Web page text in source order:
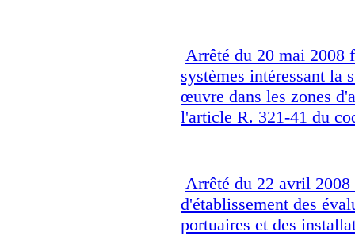
Arrêté du 20 mai 2008
systèmes intéressant la
œuvre dans les zones
l'article R. 321-41 du
Arrêté du 22 avril
d'établissement des
portuaires et des